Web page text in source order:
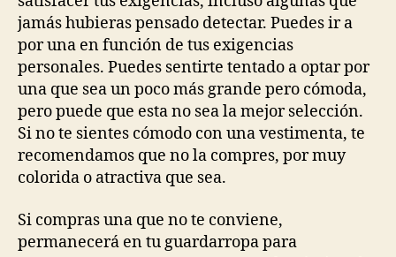
jamás hubieras pensado detectar. Puedes ir a
por una en función de tus exigencias
personales. Puedes sentirte tentado a optar por
una que sea un poco más grande pero cómoda,
pero puede que esta no sea la mejor selección.
Si no te sientes cómodo con una vestimenta, te
recomendamos que no la compres, por muy
colorida o atractiva que sea.
Si compras una que no te conviene,
permanecerá en tu guardarropa para